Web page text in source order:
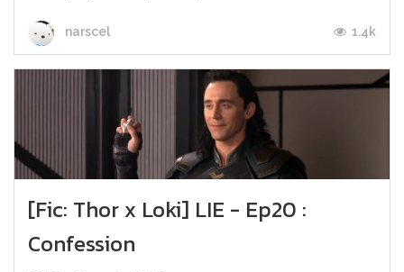
narscel 1.4k
[Fic: Thor x Loki] LIE - Ep20 :
Confession